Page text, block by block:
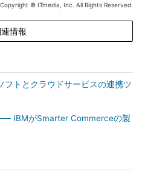
Copyright © ITmedia, Inc. All Rights Reserved.
情報
フトとクラウドサービスの連携ツ
IBMがSmarter Commerceの製